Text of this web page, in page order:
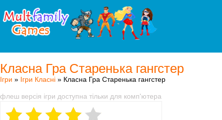
Класна Гра Старенька гангстер
Ігри » Ігри Класні » Класна Гра Старенька гангстер
флеш версія ігри доступна тільки для комп'ютера